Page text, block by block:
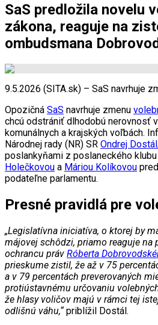
SaS predložila novelu
zákona, reaguje na
ombudsmana
9.5.2026 (SITA.sk) – SaS navrhuje
Opozičná SaS navrhuje zmenu
chcú odstrániť dlhodobú nerovnosť
komunálnych a krajských voľbách.
Národnej rady (NR) SR Ondrej Dostál
poslankyňami z poslaneckého klubu
Holečkovou a Máriou Kolíkovou
podateľne parlamentu.
Presné pravidlá pre
„Legislatívna iniciatíva, o ktorej by
májovej schôdzi, priamo reaguje na
ochrancu práv Róberta
prieskume zistil, že až v 75
a v 79 percentách preverovaných
protiústavnému určovaniu
že hlasy voličov majú v rámci tej
odlišnú váhu,“priblížil Dostál.